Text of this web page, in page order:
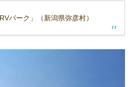
パーク」（新潟県弥彦村）